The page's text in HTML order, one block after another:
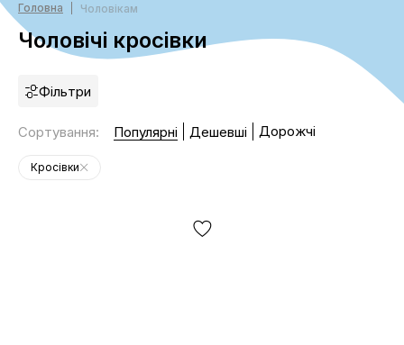
Головна Чоловікам
Чоловічі кросівки
Фільтри
Сортування: Популярні Дешевші Дорожчі
Кросівки